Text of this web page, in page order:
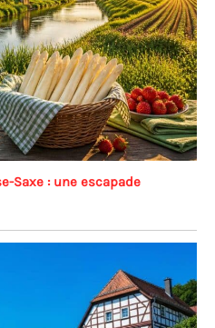
Saxe : une escapade